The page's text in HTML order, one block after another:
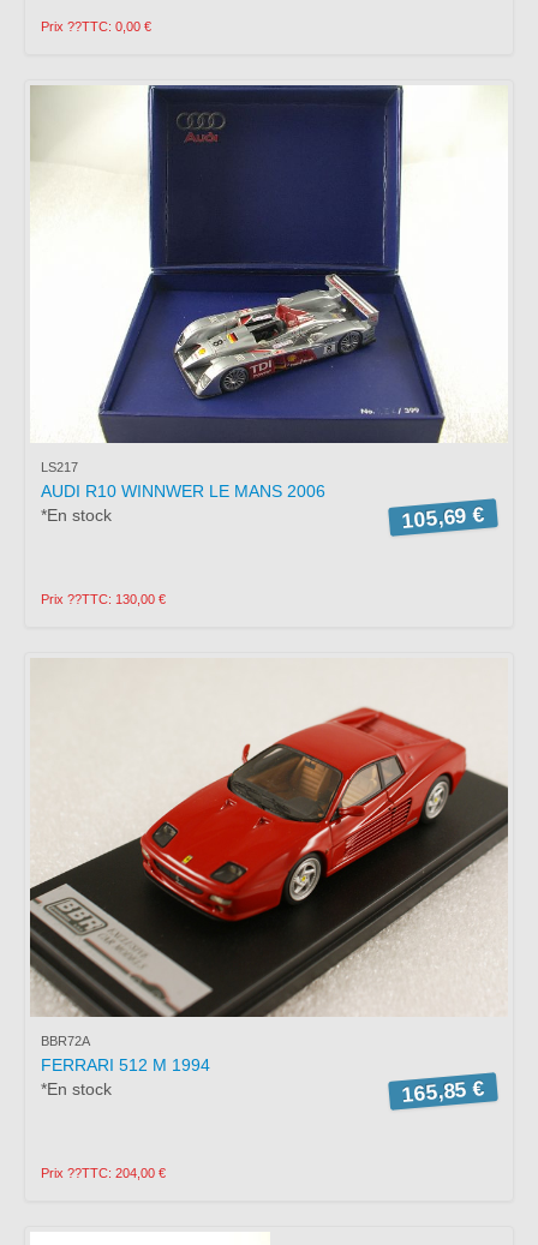
Prix ??TTC: 0,00 €
LS217
AUDI R10 WINNWER LE MANS 2006
*En stock
105,69 €
Prix ??TTC: 130,00 €
BBR72A
FERRARI 512 M 1994
*En stock
165,85 €
Prix ??TTC: 204,00 €